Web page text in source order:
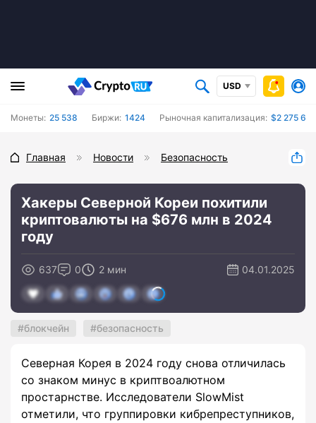
USD
Монеты: 25 538 Биржи: 1424 Рыночная капитализация: $2 275
Главная Новости Безопасность
Хакеры Северной Кореи похитили
криптовалюты на $676 млн в 2024
году
637 0 2 мин 04.01.2025
блокчейн безопасность
Северная Корея в 2024 году снова отличилась
со знаком минус в криптвоалютном
простарнстве. Исследователи SlowMist
отметили, что группировки кибрепреступников,